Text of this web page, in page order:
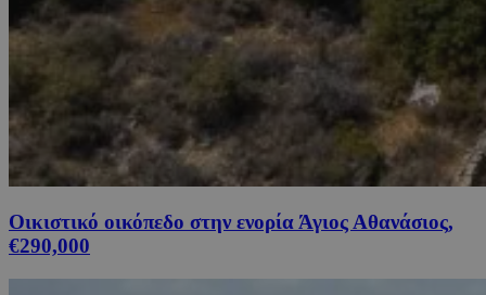
Οικιστικό οικόπεδο στην ενορία Άγιος Αθανάσιος,
€290,000